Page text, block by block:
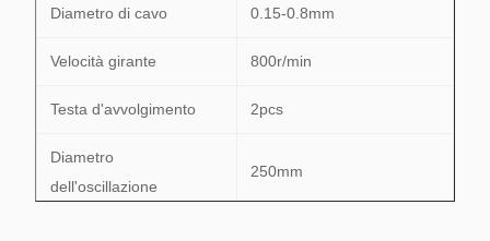
Diametro di cavo 0.15-0.8mm
Velocità girante 800r/min
Testa d'avvolgimento 2pcs
Diametro
dell'oscillazione
250mm